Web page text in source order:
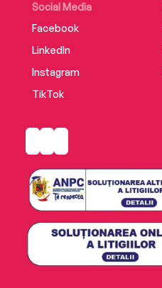
Social Media
Facebook
LinkedIn
Instagram
TikTok